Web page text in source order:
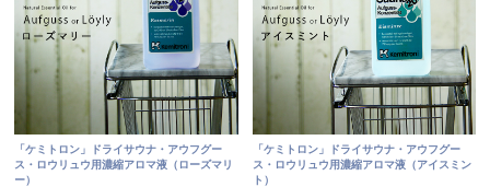
「ケミトロン」ドライサウナ・アウフグー
ス・ロウリュウ用濃縮アロマ液（ローズマリ
ー）
「ケミトロン」ドライサウナ・アウフグー
ス・ロウリュウ用濃縮アロマ液（アイスミン
ト）